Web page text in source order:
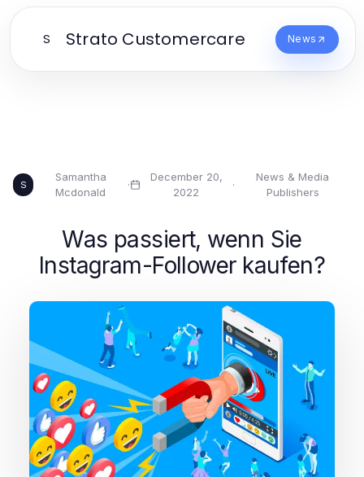
S Strato Customercare News
S
Samantha
Mcdonald
·
December 20,
2022
·
News & Media
Publishers
Was passiert, wenn Sie
Instagram-Follower kaufen?